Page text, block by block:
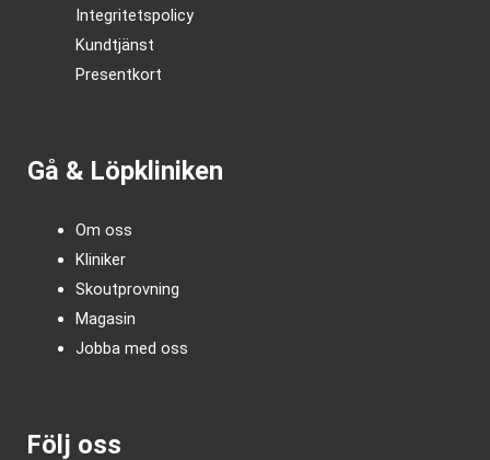
Integritetspolicy
Kundtjänst
Presentkort
Gå & Löpkliniken
Om oss
Kliniker
Skoutprovning
Magasin
Jobba med oss
Följ oss